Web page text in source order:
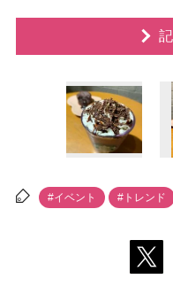
#イベント #トレンド